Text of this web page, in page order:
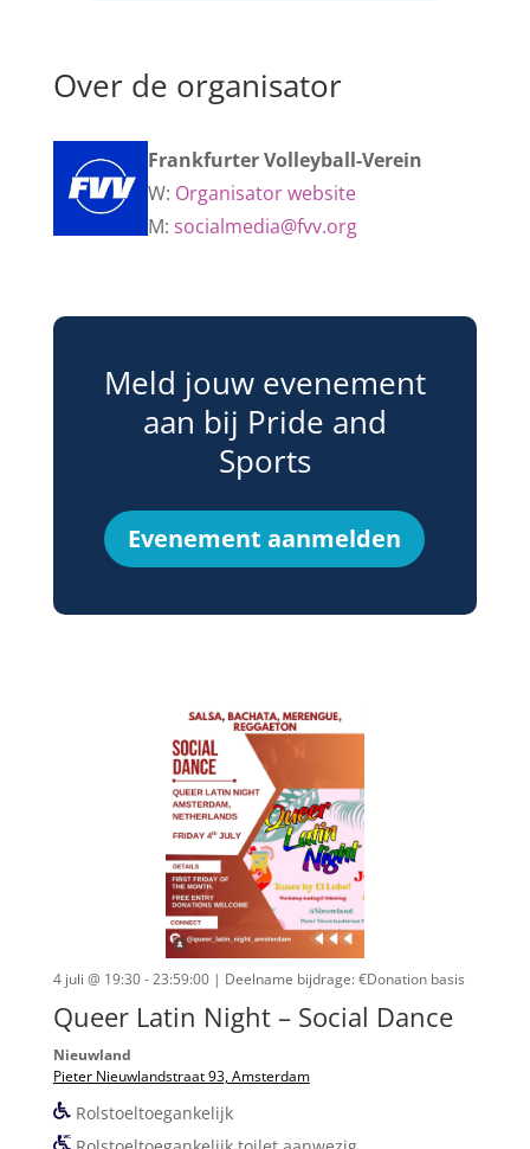
Over de organisator
Frankfurter Volleyball-Verein
W: Organisator website
M: socialmedia@fvv.org
Meld jouw evenement
aan bij Pride and
Sports
Evenement aanmelden
4 juli @ 19:30 - 23:59:00 | Deelname bijdrage: €Donation basis
Queer Latin Night – Social Dance
Nieuwland
Pieter Nieuwlandstraat 93, Amsterdam
Rolstoeltoegankelijk